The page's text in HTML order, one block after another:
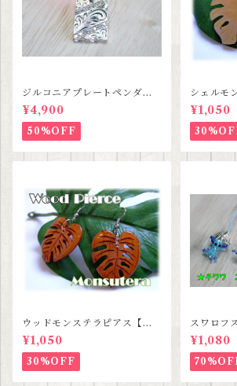
ジルコニアプレートペンダン
ト【ハワイアンジュエリー】S
ALE
¥4,900
50%OFF
シェルモ
ワイアン
¥1,050
ウッドモンステラピアス【ハ
ワイアンジュエリー】
¥1,050
30%OFF
スワロフ
ラップ
ル価格】
¥1,080